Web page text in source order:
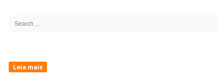
Search
Leia mais